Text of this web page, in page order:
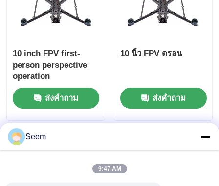
10 inch FPV first-
person perspective
operation
ส่งคำถาม
10 นิ้ว FPV ดรอน
ส่งคำถาม
Seem
9:47 AM